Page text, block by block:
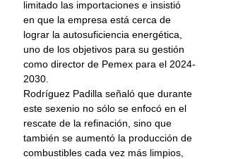
limitado las importaciones e insistió
en que la empresa está cerca de
lograr la autosuficiencia energética,
uno de los objetivos para su gestión
como director de Pemex para el 2024-
2030.
Rodríguez Padilla señaló que durante
este sexenio no sólo se enfocó en el
rescate de la refinación, sino que
también se aumentó la producción de
combustibles cada vez más limpios,